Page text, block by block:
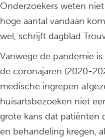
Onderzoekers weten
hoge aantal vandaan
wel, schrijft dagblad
Vanwege de pandemie
de coronajaren (2020-
medische ingrepen
huisartsbezoeken niet
grote kans dat patiënten
en behandeling kregen,